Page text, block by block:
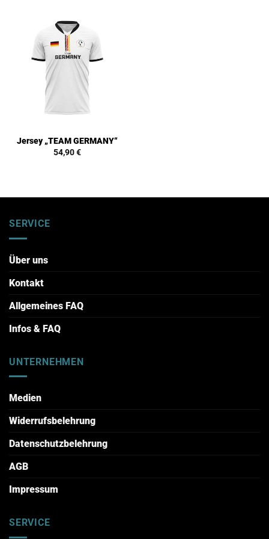
Jersey „TEAM GERMANY“
54,90€
SERVICE
Über uns
Kontakt
Allgemeines FAQ
Infos & FAQ
UNTERNEHMEN
Medien
Widerrufsbelehrung
Datenschutzbelehrung
AGB
Impressum
SERVICE